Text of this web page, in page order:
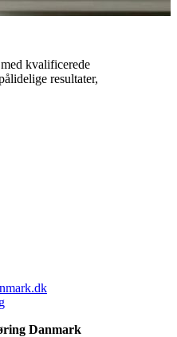
kvalificerede
resultater,
Danmark